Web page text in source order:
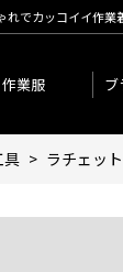
でカッコイイ作業
作業服 ブ
具 > ラチェット